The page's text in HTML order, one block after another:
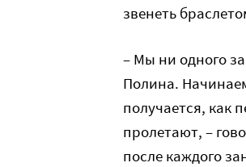
звенеть
– Мы ни одного
Полина.
получается, как
пролетают, –
после каждого